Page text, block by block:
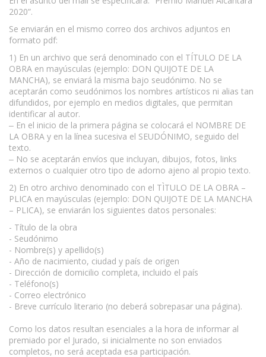
2020”.
Se enviarán en el mismo correo dos archivos adjuntos en
formato pdf:
1) En un archivo que será denominado con el TÍTULO DE LA
OBRA en mayúsculas (ejemplo: DON QUIJOTE DE LA
MANCHA), se enviará la misma bajo seudónimo. No se
aceptarán como seudónimos los nombres artísticos ni alias tan
difundidos, por ejemplo en medios digitales, que permitan
identificar al autor.
‒ En el inicio de la primera página se colocará el NOMBRE DE
LA OBRA y en la línea sucesiva el SEUDÓNIMO, seguido del
texto.
‒ No se aceptarán envíos que incluyan, dibujos, fotos, links
externos o cualquier otro tipo de adorno ajeno al propio texto.
2) En otro archivo denominado con el TÌTULO DE LA OBRA –
PLICA en mayúsculas (ejemplo: DON QUIJOTE DE LA MANCHA
– PLICA), se enviarán los siguientes datos personales:
- Título de la obra
- Seudónimo
- Nombre(s) y apellido(s)
- Año de nacimiento, ciudad y país de origen
- Dirección de domicilio completa, incluido el país
- Teléfono(s)
- Correo electrónico
- Breve currículo literario (no deberá sobrepasar una página).
Como los datos resultan esenciales a la hora de informar al
premiado por el Jurado, si inicialmente no son enviados
completos, no será aceptada esa participación.